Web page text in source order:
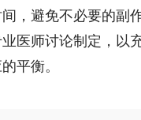
，避免不必要的副
医师讨论制定，以
平衡。